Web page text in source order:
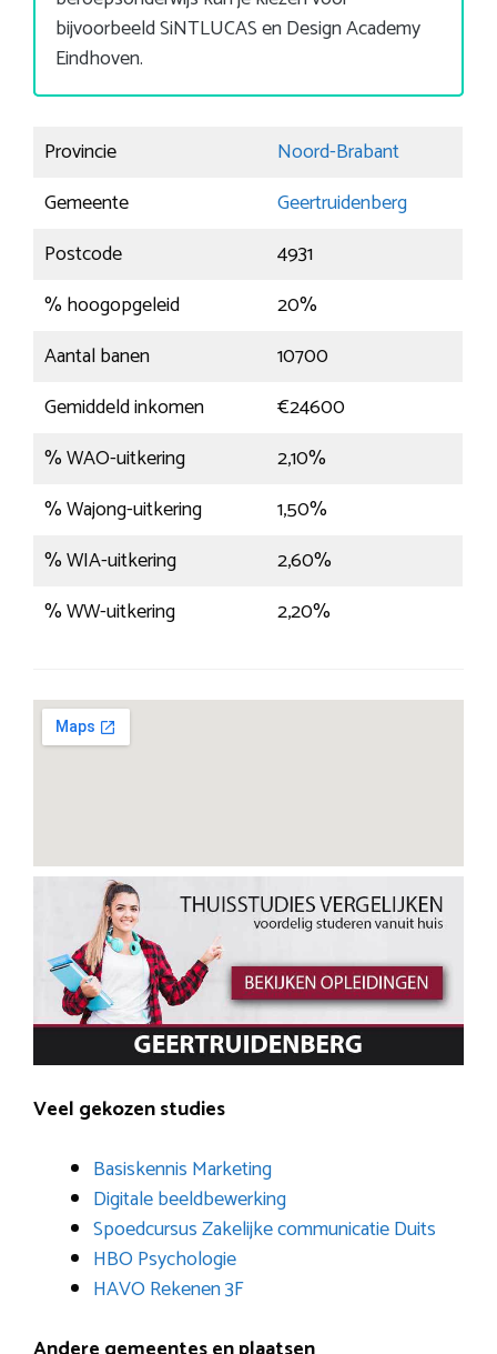
bijvoorbeeld SiNTLUCAS en Design Academy
Eindhoven.
Provincie
Noord-Brabant
Gemeente
Geertruidenberg
Postcode
4931
% hoogopgeleid
20%
Aantal banen
10700
Gemiddeld inkomen
€24600
% WAO-uitkering
2,10%
% Wajong-uitkering
1,50%
% WIA-uitkering
2,60%
% WW-uitkering
2,20%
Veel gekozen studies
Basiskennis Marketing
Digitale beeldbewerking
Spoedcursus Zakelijke communicatie Duits
HBO Psychologie
HAVO Rekenen 3F